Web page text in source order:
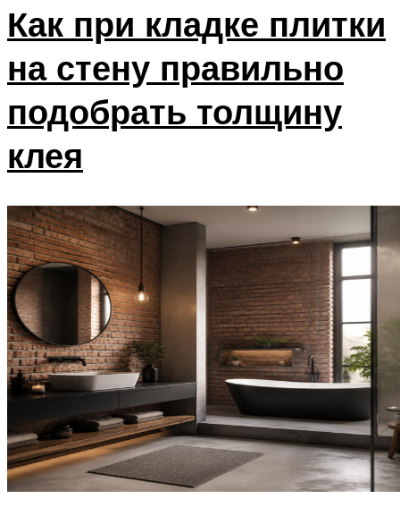
Как при кладке плитки
на стену правильно
подобрать толщину
клея